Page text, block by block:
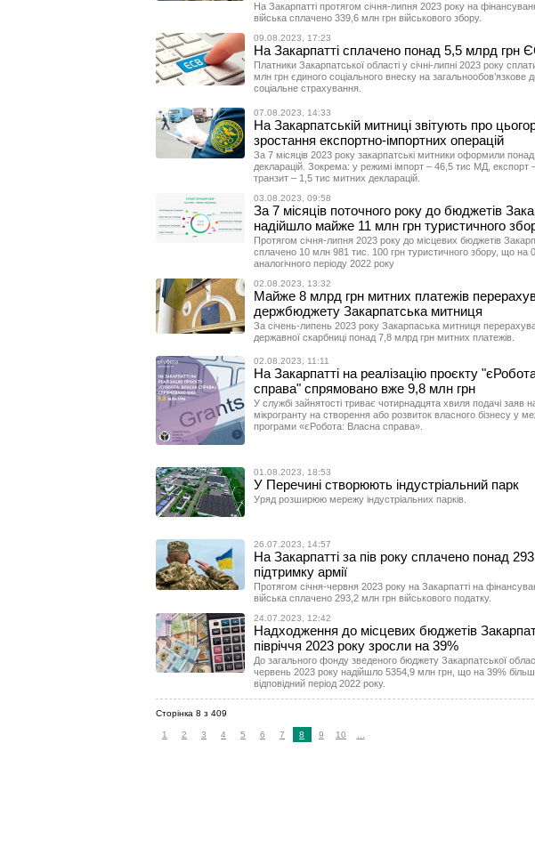
На Закарпатті протягом січня-липня 2023 року на
війська сплачено 339,6 млн грн військового збору.
09.08.2023, 17:23
На Закарпатті сплачено понад 5,5 млрд грн
Платники Закарпатської області у січні-липні 2023 року
млн грн єдиного соціального внеску на загальнообов’язкове
соціальне страхування.
07.08.2023, 14:33
На Закарпатській митниці звітують про
зростання експортно-імпортних операцій
За 7 місяців 2023 року закарпатські митники оформили
декларацій. Зокрема: у режимі імпорт – 46,5 тис МД, експорт
транзит – 1,5 тис митних декларацій.
03.08.2023, 09:58
За 7 місяців поточного року до бюджетів
надійшло майже 11 млн грн туристичного
Протягом січня-липня 2023 року до місцевих бюджетів
сплачено 10 млн 981 тис. 100 грн туристичного збору, що на
аналогічного періоду 2022 року
02.08.2023, 13:32
Майже 8 млрд грн митних платежів
держбюджету Закарпатська митниця
За січень-липень 2023 року Закарпаська митниця
державної скарбниці понад 7,8 млрд грн митних платежів.
02.08.2023, 11:11
На Закарпатті на реалізацію проєкту
справа" спрямовано вже 9,8 млн грн
У службі зайнятості триває чотирнадцята хвиля подачі заяв
мікрогранту на створення або розвиток власного бізнесу у
програми «єРобота: Власна справа».
01.08.2023, 18:53
У Перечині створюють індустріальний парк
Уряд розширюю мережу індустріальних парків.
26.07.2023, 14:57
На Закарпатті за пів року сплачено понад
підтримку армії
Протягом січня-червня 2023 року на Закарпатті на
війська сплачено 293,2 млн грн військового податку.
24.07.2023, 12:42
Надходження до місцевих бюджетів
півріччя 2023 року зросли на 39%
До загального фонду зведеного бюджету Закарпатської
червень 2023 року надійшло 5354,9 млн грн, що на 39%
відповідний період 2022 року.
Сторінка 8 з 409
1 2 3 4 5 6 7 8 9 10